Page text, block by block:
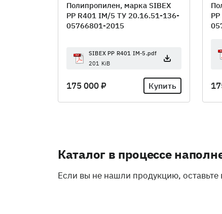
Полипропилен, марка SIBEX
PP R401 IM/5 ТУ 20.16.51-136-
05766801-2015
SIBEX PP R401 IM-5.pdf
201 KiB
175 000 ₽ Купить
Каталог в процессе
Если вы не нашли продукцию,